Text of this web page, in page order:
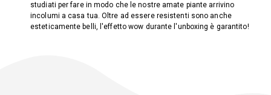
studiati per fare in modo che le nostre amate piante arrivino
incolumi a casa tua. Oltre ad essere resistenti sono anche
esteticamente belli, l'effetto wow durante l'unboxing è garantito!